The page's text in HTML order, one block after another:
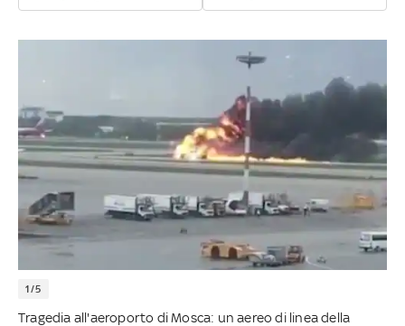
1/5
Tragedia all'aeroporto di Mosca: un aereo di linea della